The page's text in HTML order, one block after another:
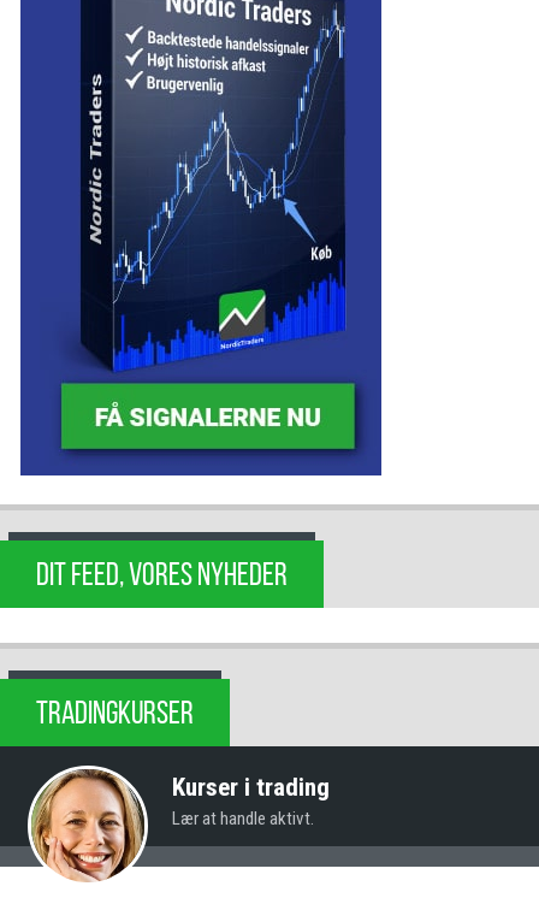
DIT FEED, VORES NYHEDER
TRADINGKURSER
Kurser i trading
Lær at handle aktivt.